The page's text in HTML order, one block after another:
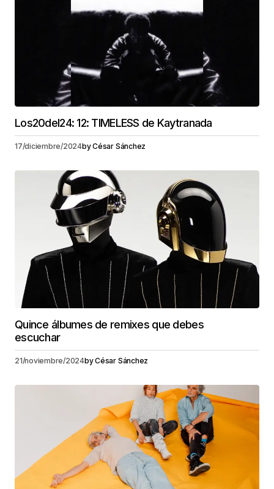
Los20del24: 12: TIMELESS de Kaytranada
17/diciembre/2024byCésar Sánchez
Quince álbumes de remixes que debes
escuchar
21/noviembre/2024byCésar Sánchez